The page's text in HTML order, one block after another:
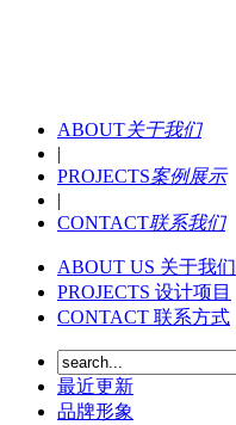
ABOUT关于我们
|
PROJECTS案例展示
|
CONTACT联系我们
ABOUT US 关于我们
PROJECTS 设计项目
CONTACT 联系方式
最近更新
品牌形象